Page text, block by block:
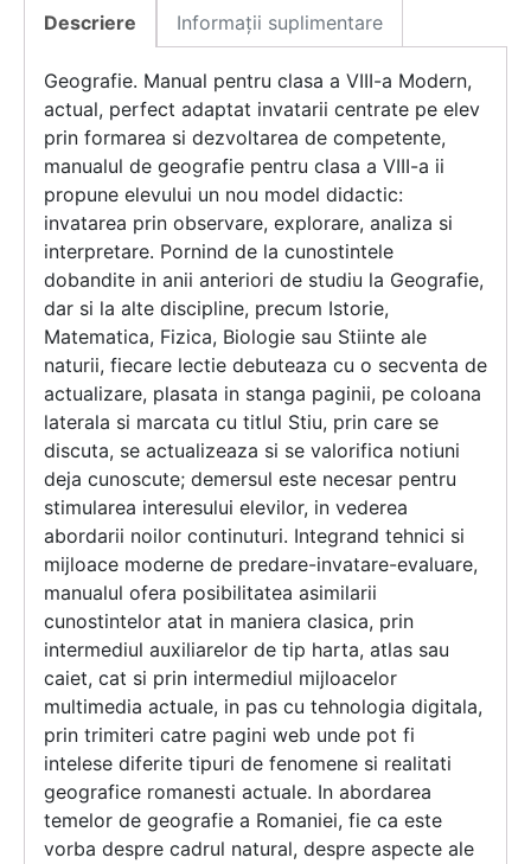
Descriere Informații suplimentare
Geografie. Manual pentru clasa a VIII-a Modern,
actual, perfect adaptat invatarii centrate pe elev
prin formarea si dezvoltarea de competente,
manualul de geografie pentru clasa a VIII-a ii
propune elevului un nou model didactic:
invatarea prin observare, explorare, analiza si
interpretare. Pornind de la cunostintele
dobandite in anii anteriori de studiu la Geografie,
dar si la alte discipline, precum Istorie,
Matematica, Fizica, Biologie sau Stiinte ale
naturii, fiecare lectie debuteaza cu o secventa de
actualizare, plasata in stanga paginii, pe coloana
laterala si marcata cu titlul Stiu, prin care se
discuta, se actualizeaza si se valorifica notiuni
deja cunoscute; demersul este necesar pentru
stimularea interesului elevilor, in vederea
abordarii noilor continuturi. Integrand tehnici si
mijloace moderne de predare-invatare-evaluare,
manualul ofera posibilitatea asimilarii
cunostintelor atat in maniera clasica, prin
intermediul auxiliarelor de tip harta, atlas sau
caiet, cat si prin intermediul mijloacelor
multimedia actuale, in pas cu tehnologia digitala,
prin trimiteri catre pagini web unde pot fi
intelese diferite tipuri de fenomene si realitati
geografice romanesti actuale. In abordarea
temelor de geografie a Romaniei, fie ca este
vorba despre cadrul natural, despre aspecte ale